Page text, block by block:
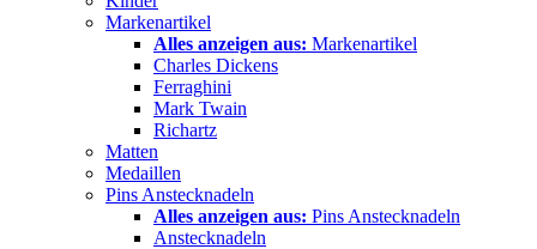
Markenartikel
Alles anzeigen aus: Markenartikel
Charles Dickens
Ferraghini
Mark Twain
Richartz
Matten
Medaillen
Pins Anstecknadeln
Alles anzeigen aus: Pins Anstecknadeln
Anstecknadeln